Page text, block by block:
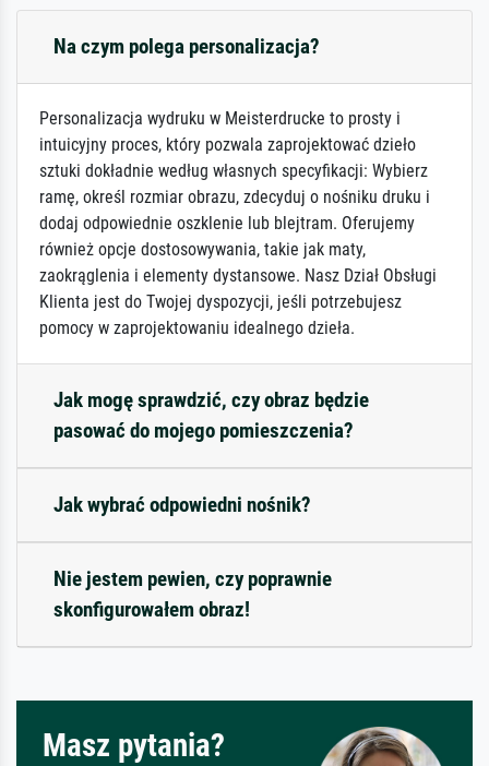
Na czym polega personalizacja?
Personalizacja wydruku w Meisterdrucke to prosty i
intuicyjny proces, który pozwala zaprojektować dzieło
sztuki dokładnie według własnych specyfikacji: Wybierz
ramę, określ rozmiar obrazu, zdecyduj o nośniku druku i
dodaj odpowiednie oszklenie lub blejtram. Oferujemy
również opcje dostosowywania, takie jak maty,
zaokrąglenia i elementy dystansowe. Nasz Dział Obsługi
Klienta jest do Twojej dyspozycji, jeśli potrzebujesz
pomocy w zaprojektowaniu idealnego dzieła.
Jak mogę sprawdzić, czy obraz będzie
pasować do mojego pomieszczenia?
Jak wybrać odpowiedni nośnik?
Nie jestem pewien, czy poprawnie
skonfigurowałem obraz!
Masz pytania?